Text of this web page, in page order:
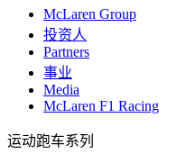
McLaren Group
投资人
Partners
事业
Media
McLaren F1 Racing
运动跑车系列